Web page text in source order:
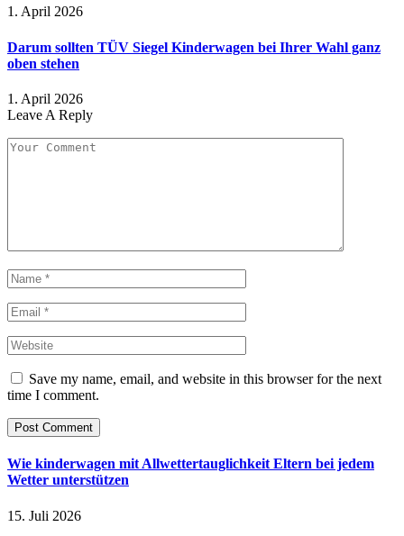
1. April 2026
Darum sollten TÜV Siegel Kinderwagen bei Ihrer Wahl ganz
oben stehen
1. April 2026
Leave A Reply
Save my name, email, and website in this browser for the next
time I comment.
Wie kinderwagen mit Allwettertauglichkeit Eltern bei jedem
Wetter unterstützen
15. Juli 2026